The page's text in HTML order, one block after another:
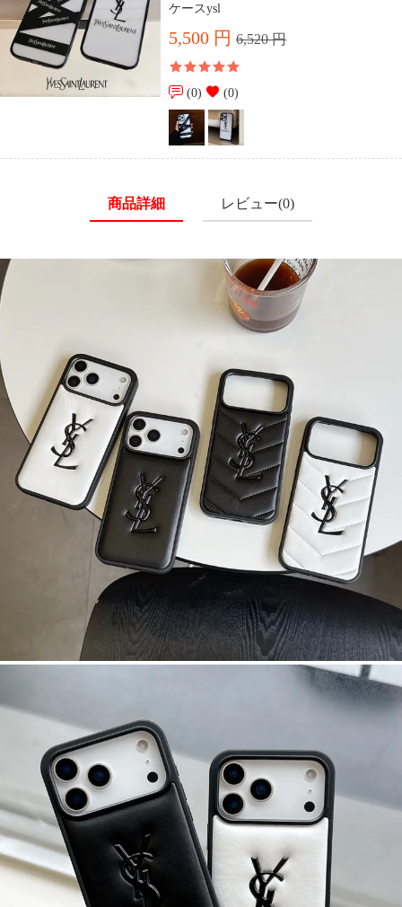
ケースysl
5,500 円6,520 円
(0) (0)
商品詳細 レビュー(0)